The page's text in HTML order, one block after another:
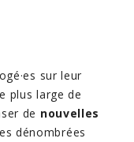
sur leur
plus large de
de nouvelles
dénombrées